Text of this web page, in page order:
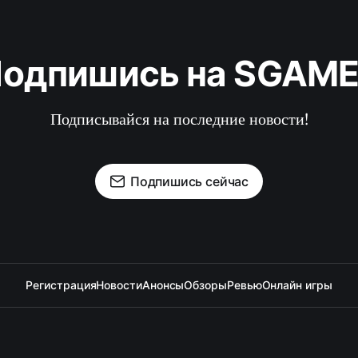
на
Подписывайся на последние новости!
Подпишись сейчас
РегистрацияНовостиАнонсыОбзорыРевьюОнлайн игры